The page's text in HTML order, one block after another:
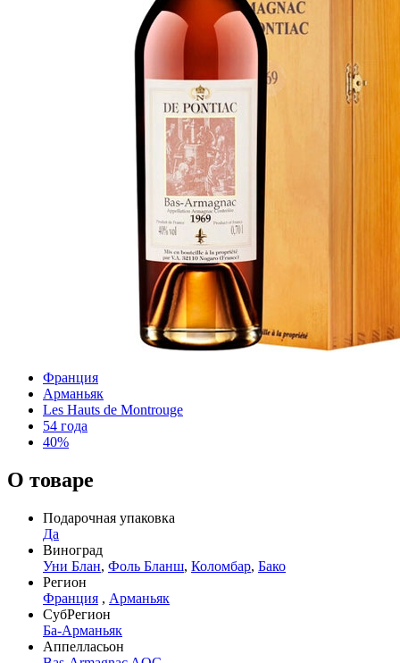
Франция
Арманьяк
Les Hauts de Montrouge
54 года
40%
О товаре
Подарочная упаковка
Да
Виноград
Уни Блан, Фоль Бланш, Коломбар, Бако
Регион
Франция , Арманьяк
СубРегион
Ба-Арманьяк
Аппелласьон